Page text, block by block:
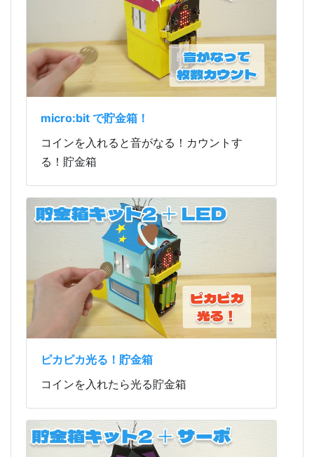
micro:bit で貯金箱！
コインを入れると音がなる！カウントす
る！貯金箱
ピカピカ光る！貯金箱
コインを入れたら光る貯金箱